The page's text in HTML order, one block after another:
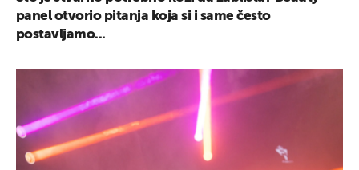
panel otvorio pitanja koja si i same često
postavljamo...